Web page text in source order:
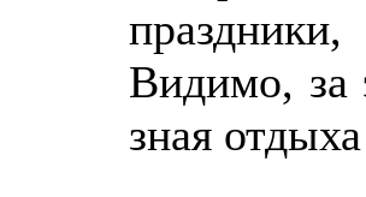
Видимо, за
зная